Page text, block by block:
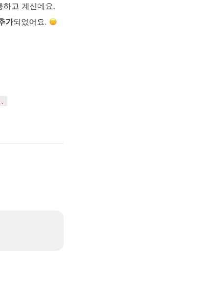
고 계신데요.
가되었어요.